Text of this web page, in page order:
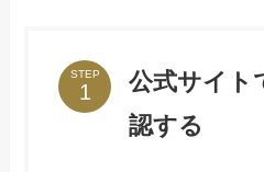
STEP
公式サイト
認する